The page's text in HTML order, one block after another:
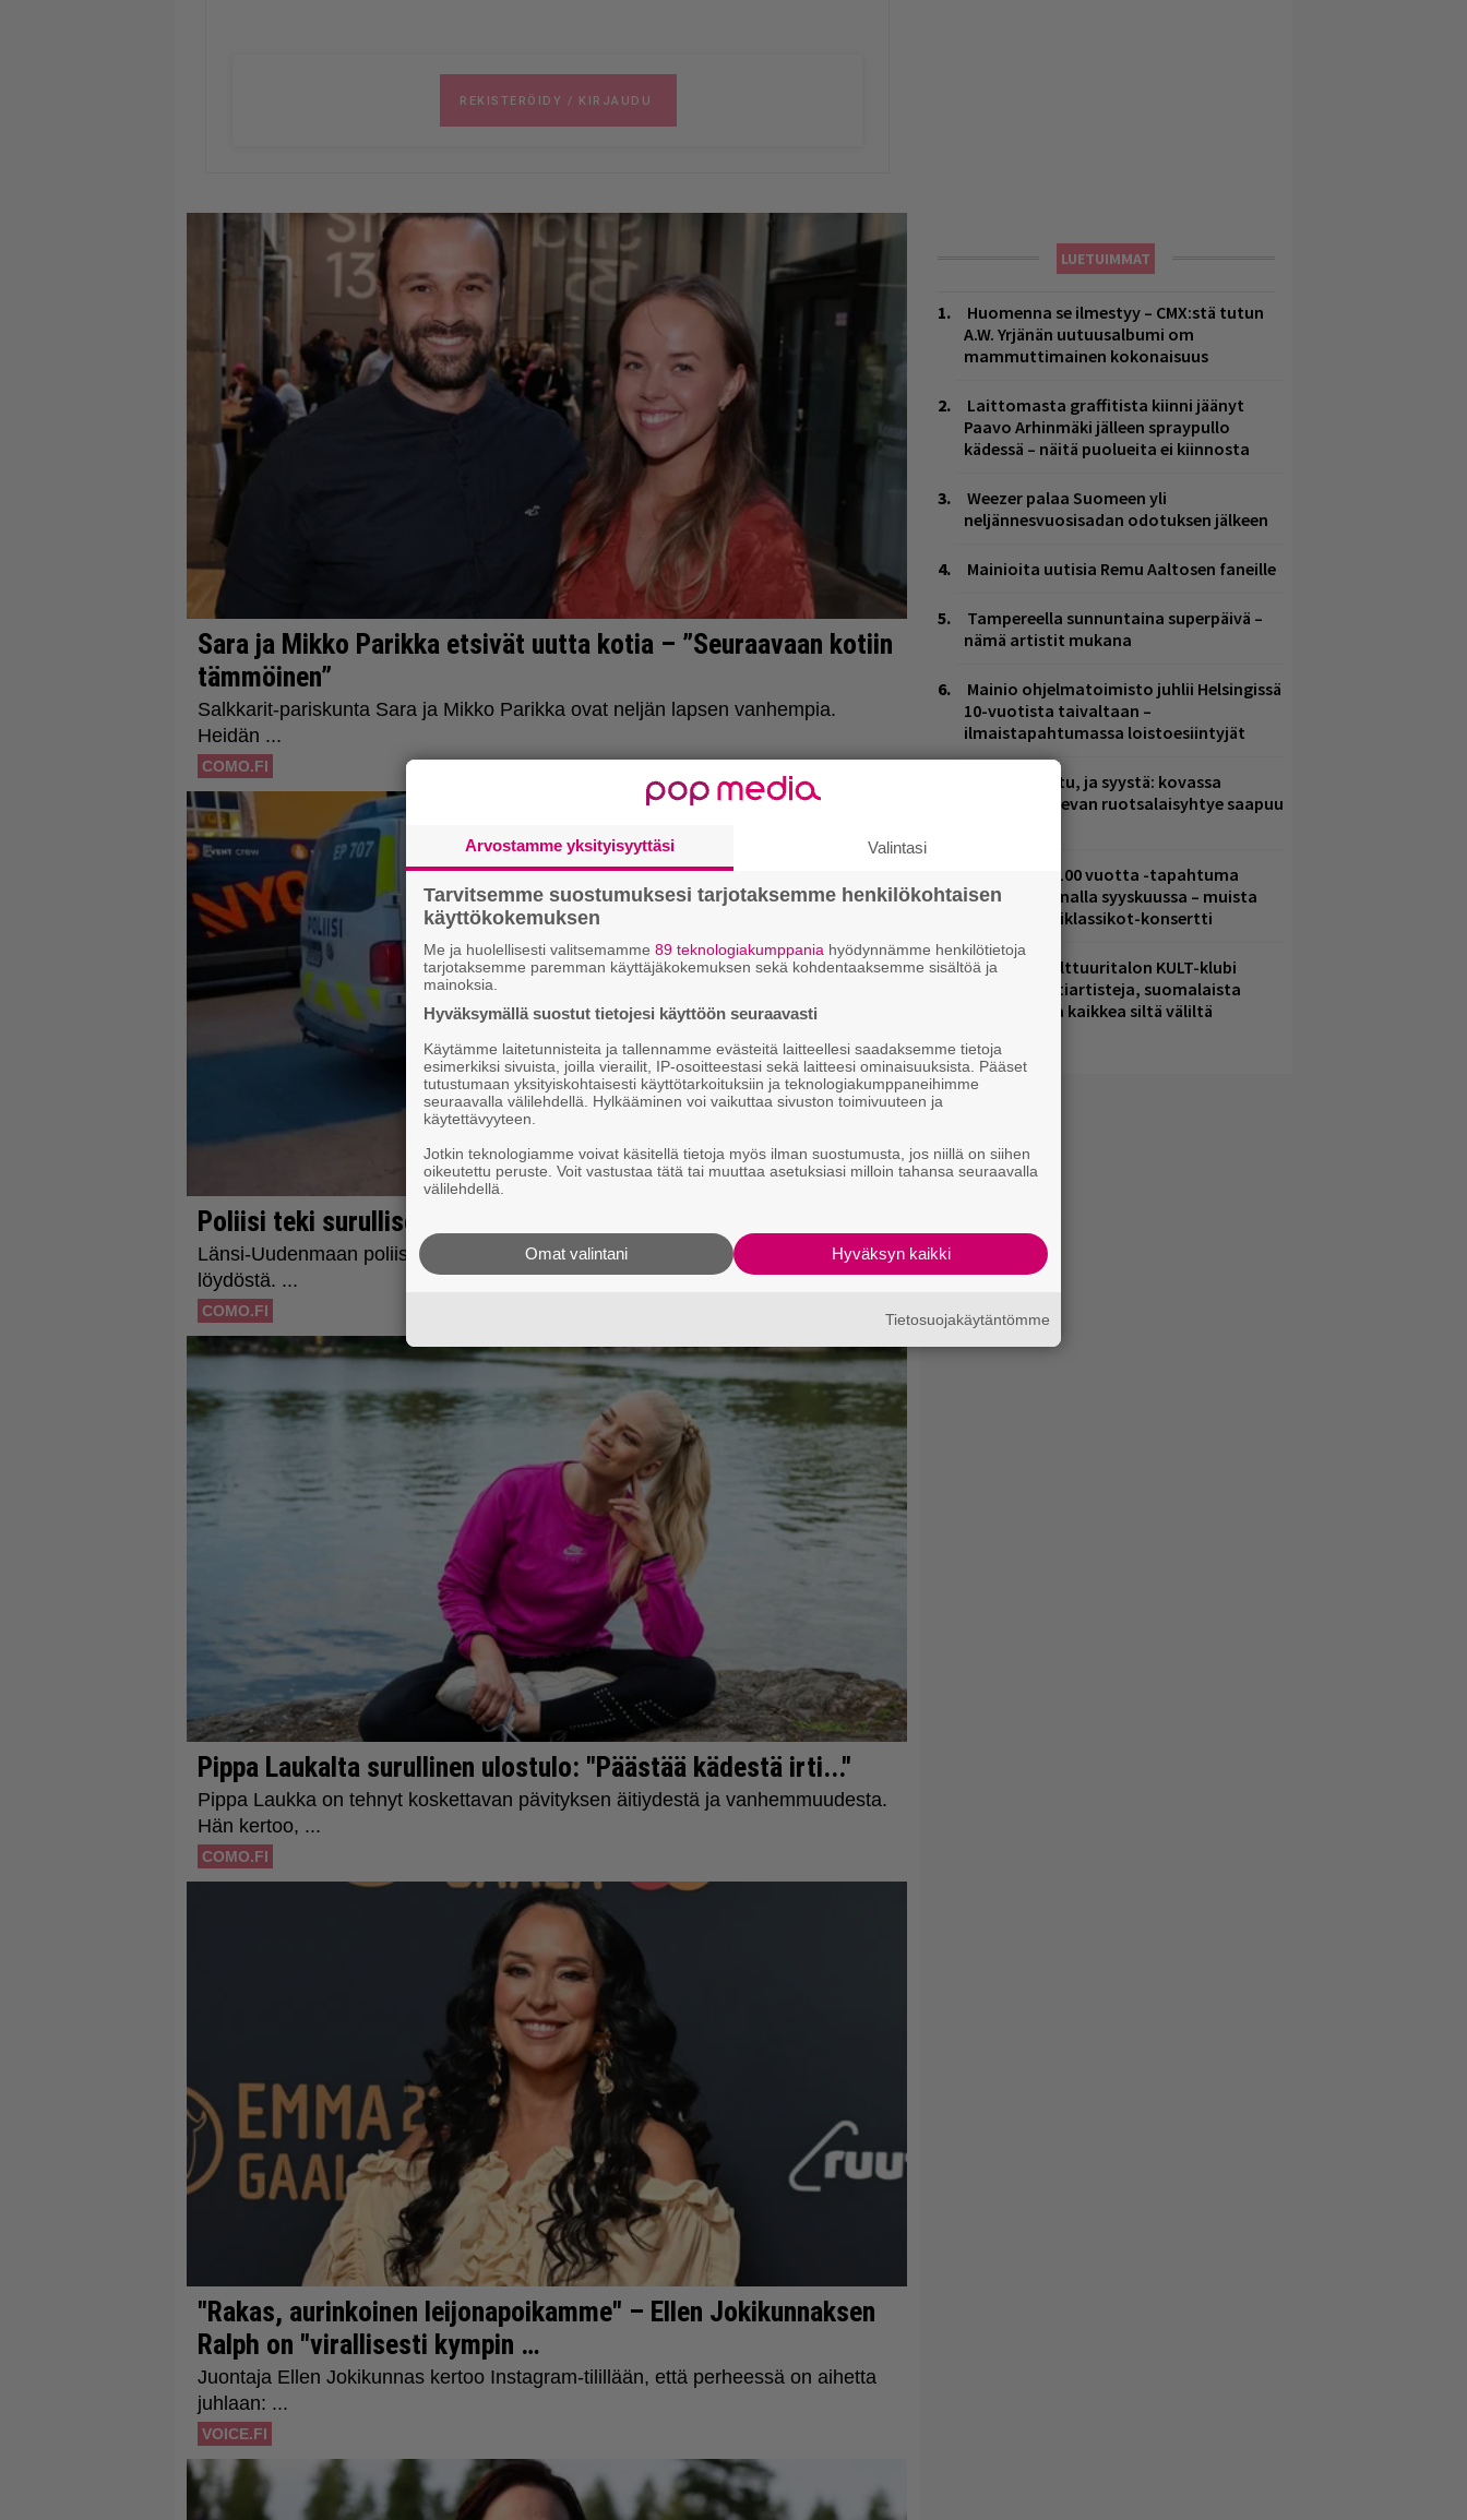
LUETUIMMAT
Huomenna se ilmestyy – CMX:stä tutun
A.W. Yrjänän uutuusalbumi om
mammuttimainen kokonaisuus
Laittomasta graffitista kiinni jäänyt
Paavo Arhinmäki jälleen spraypullo
kädessä – näitä puolueita ei kiinnosta
Weezer palaa Suomeen yli
neljännesvuosisadan odotuksen jälkeen
Mainioita uutisia Remu Aaltosen faneille
Tampereella sunnuntaina superpäivä –
nämä artistit mukana
Mainio ohjelmatoimisto juhlii Helsingissä
10-vuotista taivaltaan –
ilmaistapahtumassa loistoesiintyjät
Kent mainittu, ja syystä: kovassa
nosteessa olevan ruotsalaisyhtye saapuu
Valtava Yle 100 vuotta -tapahtuma
Veikkaus Arenalla syyskuussa – muista
myös metalliklassikot-konsertti
Helsingin Kulttuuritalon KULT-klubi
tarjoaa kulttiartisteja, suomalaista
osaamista ja kaikkea siltä väliltä
Arvostamme yksityisyyttäsi Valintasi
Tarvitsemme suostumuksesi tarjotaksemme henkilökohtaisen
käyttökokemuksen
Me ja huolellisesti valitsemamme 89 teknologiakumppania hyödynnämme henkilötietoja
tarjotaksemme paremman käyttäjäkokemuksen sekä kohdentaaksemme sisältöä ja
mainoksia.
Hyväksymällä suostut tietojesi käyttöön seuraavasti
Käytämme laitetunnisteita ja tallennamme evästeitä laitteellesi saadaksemme tietoja
esimerkiksi sivuista, joilla vierailit, IP-osoitteestasi sekä laitteesi ominaisuuksista. Pääset
tutustumaan yksityiskohtaisesti käyttötarkoituksiin ja teknologiakumppaneihimme
seuraavalla välilehdellä. Hylkääminen voi vaikuttaa sivuston toimivuuteen ja
käytettävyyteen.
Jotkin teknologiamme voivat käsitellä tietoja myös ilman suostumusta, jos niillä on siihen
oikeutettu peruste. Voit vastustaa tätä tai muuttaa asetuksiasi milloin tahansa seuraavalla
välilehdellä.
Hyväksyn kaikki
Omat valintani
Tietosuojakäytäntömme